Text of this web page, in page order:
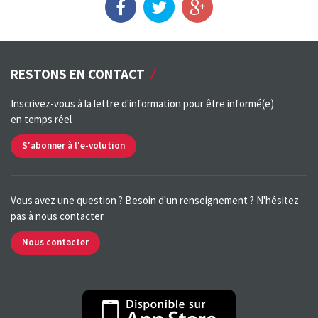
RESTONS EN CONTACT
Inscrivez-vous à la lettre d'information pour être informé(e)
en temps réel
S'abonner à l'e-volution
Vous avez une question ? Besoin d'un renseignement ? N'hésitez
pas à nous contacter
Nous contacter